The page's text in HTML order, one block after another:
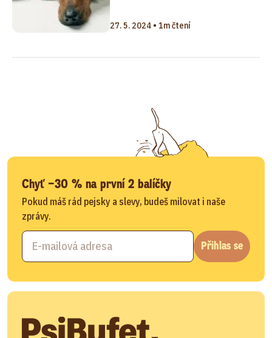
27. 5. 2024 • 1m čtení
Chyť −30 % na první 2 balíčky
Pokud máš rád pejsky a slevy, budeš milovat i naše
zprávy.
Přihlas se